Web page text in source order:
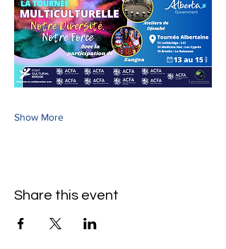
Show More
Share this event